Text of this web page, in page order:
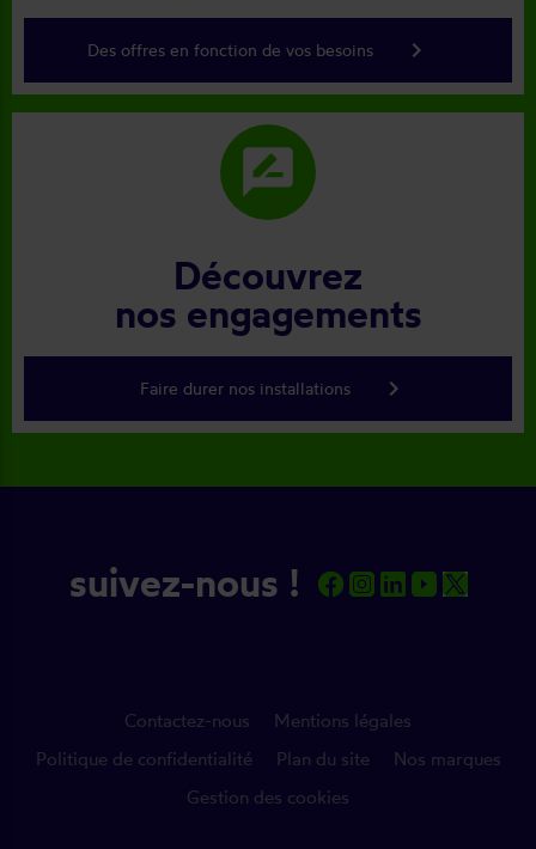
Des offres en fonction de vos besoins keyboard_arrow_right
rate_review
Découvrez
nos engagements
Faire durer nos installations keyboard_arrow_right
suivez-nous !
Contactez-nous
Mentions légales
Politique de confidentialité
Plan du site
Nos marques
Gestion des cookies